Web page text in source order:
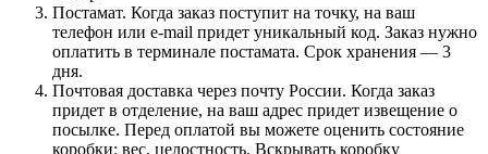
Постамат. Когда заказ поступит на точку, на ваш
телефон или e-mail придет уникальный код. Заказ нужно
оплатить в терминале постамата. Срок хранения — 3
дня.
Почтовая доставка через почту России. Когда заказ
придет в отделение, на ваш адрес придет извещение о
посылке. Перед оплатой вы можете оценить состояние
коробки: вес, целостность. Вскрывать коробку